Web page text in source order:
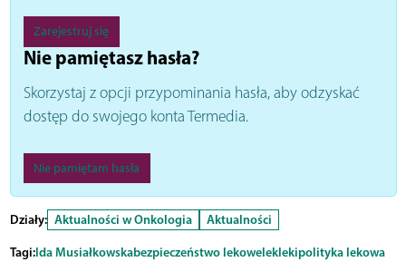
Zarejestruj się
Nie pamiętasz hasła?
Skorzystaj z opcji przypominania hasła, aby odzyskać
dostęp do swojego konta Termedia.
Nie pamiętam hasła
Działy: Aktualności w Onkologia
Aktualności
Tagi:Ida Musiałkowskabezpieczeństwo lekoweleklekipolityka lekowa